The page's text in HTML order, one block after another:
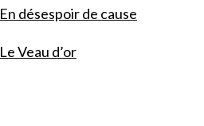
En désespoir de cause
Le Veau d’or